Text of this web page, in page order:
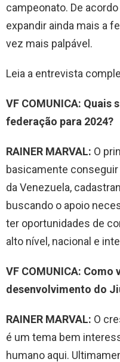
campeonato. De
expandir ainda mais a
vez mais palpável.
Leia a entrevista
VF COMUNICA:
federação para 2024?
RAINER MARVAL: O
basicamente
da Venezuela,
buscando o apoio
ter oportunidades de
alto nível, nacional e
VF COMUNICA: Como
desenvolvimento do
RAINER MARVAL: O
é um tema bem
humano aqui.